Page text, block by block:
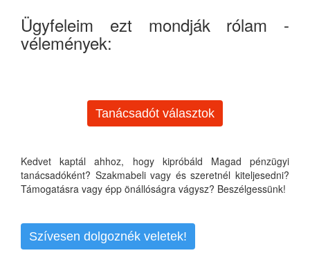
Ügyfeleim ezt mondják rólam -
vélemények:
Tanácsadót választok
Kedvet kaptál ahhoz, hogy kipróbáld Magad pénzügyi
tanácsadóként? Szakmabeli vagy és szeretnél kiteljesedni?
Támogatásra vagy épp önállóságra vágysz? Beszélgessünk!
Szívesen dolgoznék veletek!